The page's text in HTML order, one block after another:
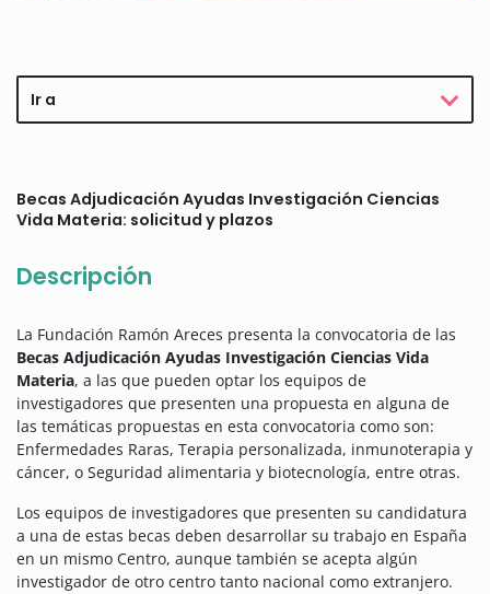
Ir a
Becas Adjudicación Ayudas Investigación Ciencias
Vida Materia: solicitud y plazos
Descripción
La Fundación Ramón Areces presenta la convocatoria de las
Becas Adjudicación Ayudas Investigación Ciencias Vida
Materia, a las que pueden optar los equipos de
investigadores que presenten una propuesta en alguna de
las temáticas propuestas en esta convocatoria como son:
Enfermedades Raras, Terapia personalizada, inmunoterapia y
cáncer, o Seguridad alimentaria y biotecnología, entre otras.
Los equipos de investigadores que presenten su candidatura
a una de estas becas deben desarrollar su trabajo en España
en un mismo Centro, aunque también se acepta algún
investigador de otro centro tanto nacional como extranjero.